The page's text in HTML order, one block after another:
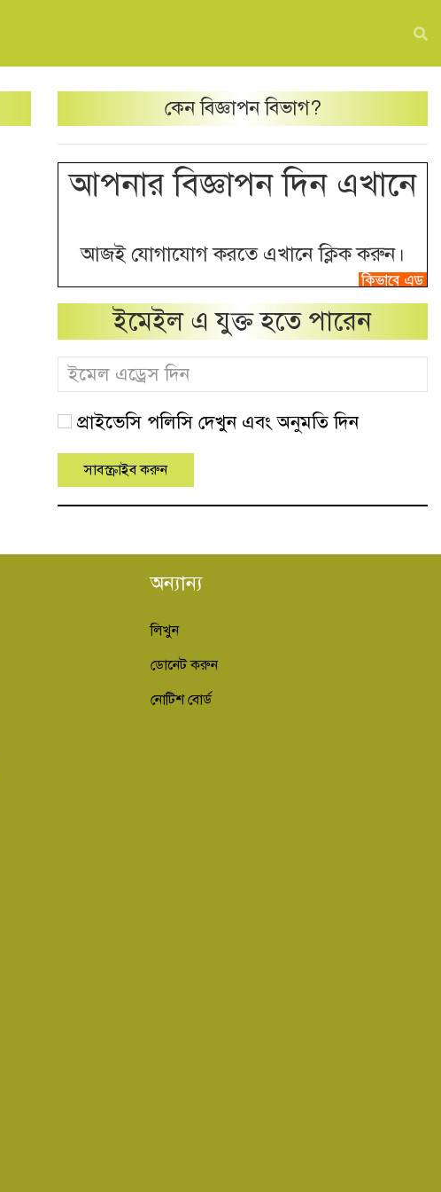
কেনবিজ্ঞাপনবিভাগ?
আপনার বিজ্ঞাপন দিন এখানে
আজই যোগাযোগ করতে এখানে ক্লিক করুন।
ইমেইল এ যুক্ত হতে পারেন
প্রাইভেসি পলিসি দেখুন এবং অনুমতি দিন
অন্যান্য
লিখুন
ডোনেট করুন
নোটিশ বোর্ড